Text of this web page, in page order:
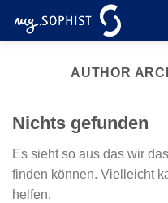
Inhalt
AUTHOR
Nichts gefunden
Es sieht so aus das wir
finden können. Vielleicht
helfen.